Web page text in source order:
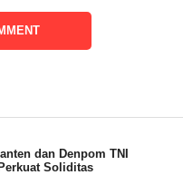
dan Denpom TNI
Soliditas